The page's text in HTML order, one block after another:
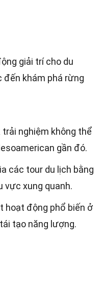
giải trí cho du
khám phá rừng
nghiệm không thể
gần đó.
các tour du lịch bằng
vực xung quanh.
hoạt động phổ biến ở
tạo năng lượng.